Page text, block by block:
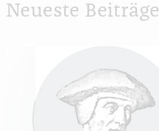
Neueste Beiträge